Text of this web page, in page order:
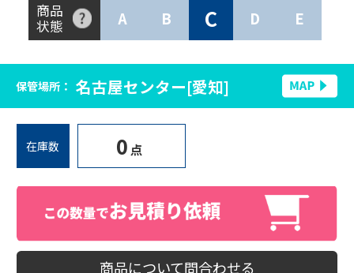
商品
状態
A B C D E
保管場所： 名古屋センター[愛知]
在庫数 0 点
商品について問合わせる